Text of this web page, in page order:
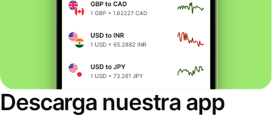
Descarga nuestra app